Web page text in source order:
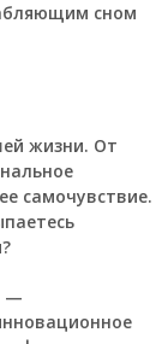
сном
жизни. От
самочувствие.
—